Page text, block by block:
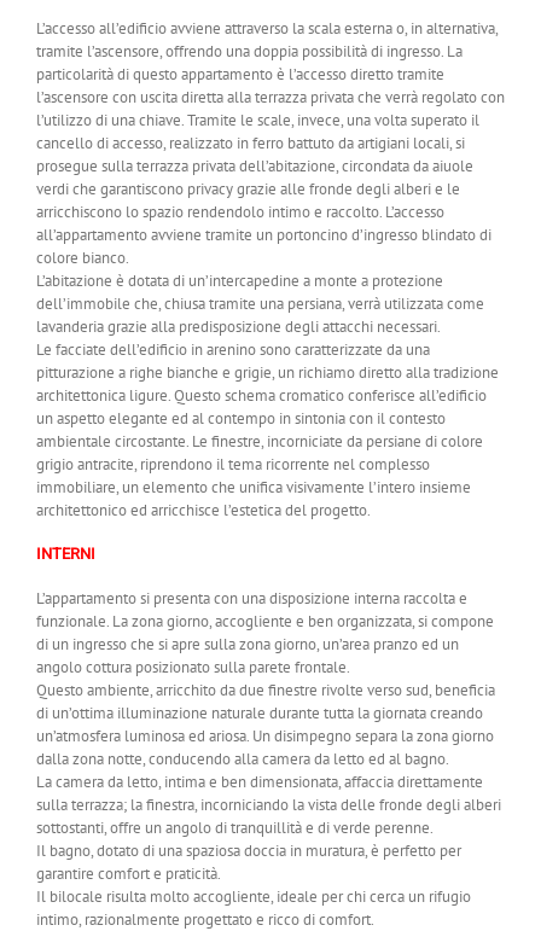
L’accesso all’edificio avviene attraverso la scala esterna o, in alternativa,
tramite l’ascensore, offrendo una doppia possibilità di ingresso. La
particolarità di questo appartamento è l’accesso diretto tramite
l’ascensore con uscita diretta alla terrazza privata che verrà regolato con
l’utilizzo di una chiave. Tramite le scale, invece, una volta superato il
cancello di accesso, realizzato in ferro battuto da artigiani locali, si
prosegue sulla terrazza privata dell’abitazione, circondata da aiuole
verdi che garantiscono privacy grazie alle fronde degli alberi e le
arricchiscono lo spazio rendendolo intimo e raccolto. L’accesso
all’appartamento avviene tramite un portoncino d’ingresso blindato di
colore bianco.
L’abitazione è dotata di un’intercapedine a monte a protezione
dell’immobile che, chiusa tramite una persiana, verrà utilizzata come
lavanderia grazie alla predisposizione degli attacchi necessari.
Le facciate dell’edificio in arenino sono caratterizzate da una
pitturazione a righe bianche e grigie, un richiamo diretto alla tradizione
architettonica ligure. Questo schema cromatico conferisce all’edificio
un aspetto elegante ed al contempo in sintonia con il contesto
ambientale circostante. Le finestre, incorniciate da persiane di colore
grigio antracite, riprendono il tema ricorrente nel complesso
immobiliare, un elemento che unifica visivamente l’intero insieme
architettonico ed arricchisce l’estetica del progetto.
INTERNI
L’appartamento si presenta con una disposizione interna raccolta e
funzionale. La zona giorno, accogliente e ben organizzata, si compone
di un ingresso che si apre sulla zona giorno, un’area pranzo ed un
angolo cottura posizionato sulla parete frontale.
Questo ambiente, arricchito da due finestre rivolte verso sud, beneficia
di un’ottima illuminazione naturale durante tutta la giornata creando
un’atmosfera luminosa ed ariosa. Un disimpegno separa la zona giorno
dalla zona notte, conducendo alla camera da letto ed al bagno.
La camera da letto, intima e ben dimensionata, affaccia direttamente
sulla terrazza; la finestra, incorniciando la vista delle fronde degli alberi
sottostanti, offre un angolo di tranquillità e di verde perenne.
Il bagno, dotato di una spaziosa doccia in muratura, è perfetto per
garantire comfort e praticità.
Il bilocale risulta molto accogliente, ideale per chi cerca un rifugio
intimo, razionalmente progettato e ricco di comfort.